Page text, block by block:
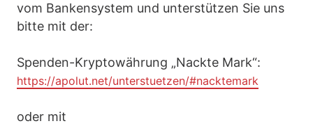
vom Bankensystem und unterstützen Sie uns
bitte mit der:
Spenden-Kryptowährung „Nackte Mark“:
https://apolut.net/unterstuetzen/#nacktemark
oder mit